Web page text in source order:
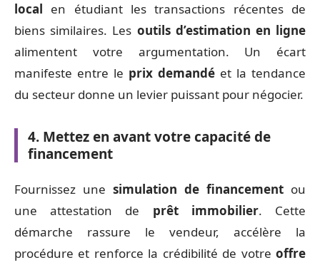
local en étudiant les transactions récentes de
biens similaires. Les outils d’estimation en ligne
alimentent votre argumentation. Un écart
manifeste entre le prix demandé et la tendance
du secteur donne un levier puissant pour négocier.
4. Mettez en avant votre capacité de
financement
Fournissez une simulation de financement ou
une attestation de prêt immobilier. Cette
démarche rassure le vendeur, accélère la
procédure et renforce la crédibilité de votre offre